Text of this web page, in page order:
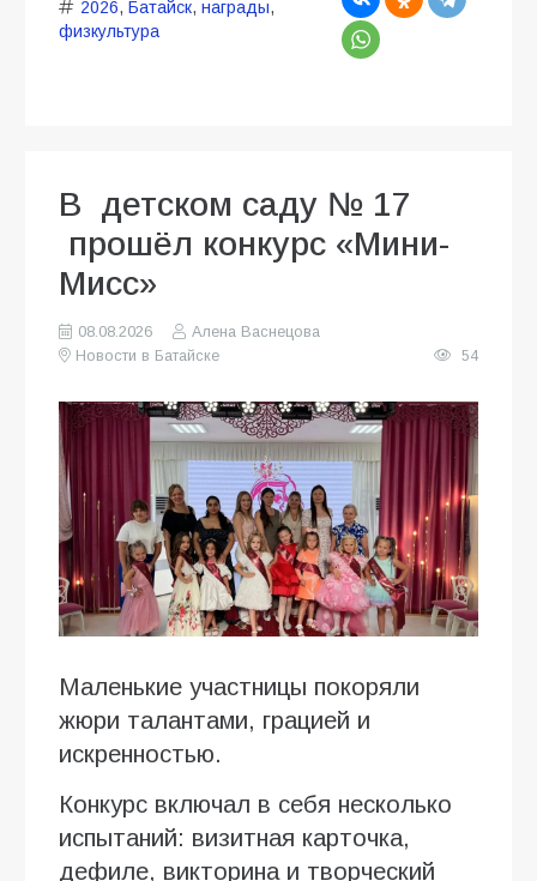
2026, Батайск, награды,
физкультура
В детском саду № 17
прошёл конкурс «Мини-
Мисс»
08.08.2026
Алена Васнецова
Новости в Батайске
54
Маленькие участницы покоряли
жюри талантами, грацией и
искренностью.
Конкурс включал в себя несколько
испытаний: визитная карточка,
дефиле, викторина и творческий